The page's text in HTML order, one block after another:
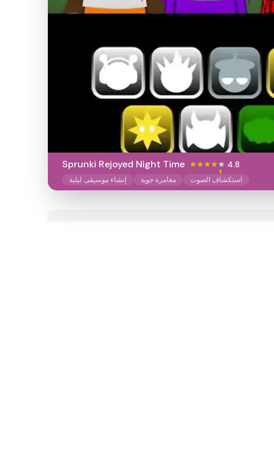
Sprunki Rejoyed Night Time 4.8
إنشاء موسيقى ليلية مغامرة جوية استكشاف الصوت